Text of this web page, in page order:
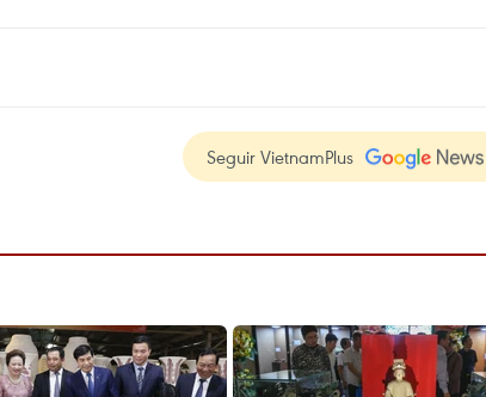
Seguir VietnamPlus